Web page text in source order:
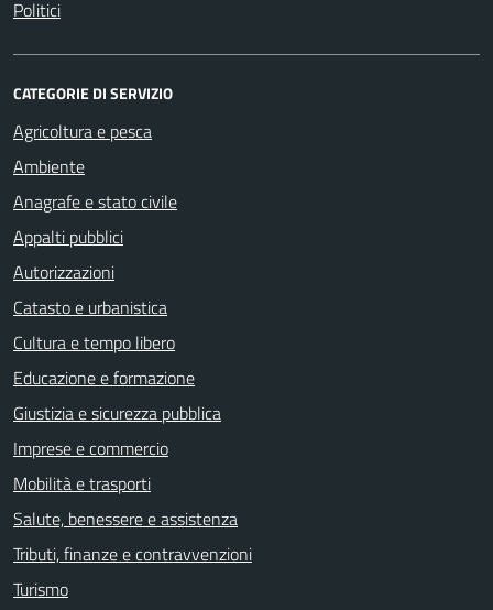
Politici
CATEGORIE DI SERVIZIO
Agricoltura e pesca
Ambiente
Anagrafe e stato civile
Appalti pubblici
Autorizzazioni
Catasto e urbanistica
Cultura e tempo libero
Educazione e formazione
Giustizia e sicurezza pubblica
Imprese e commercio
Mobilità e trasporti
Salute, benessere e assistenza
Tributi, finanze e contravvenzioni
Turismo